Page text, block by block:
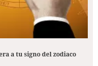
a tu signo del zodiaco